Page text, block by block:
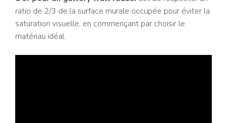
ratio de 2/3 de la surface murale occupée pour éviter la
saturation visuelle, en commençant par choisir le
matériau idéal.